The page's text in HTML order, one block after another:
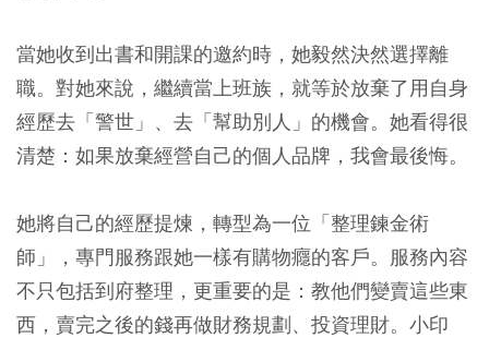
當她收到出書和開課的邀約時，她毅然決然選擇離
職。對她來說，繼續當上班族，就等於放棄了用自身
經歷去「警世」、去「幫助別人」的機會。她看得很
清楚： 如果放棄經營自己的個人品牌，我會最後悔。
她將自己的經歷提煉，轉型為一位「整理鍊金術
師」，專門服務跟她一樣有購物癮的客戶。服務內容
不只包括到府整理，更重要的是：教他們變賣這些東
西，賣完之後的錢再做財務規劃、投資理財。小印